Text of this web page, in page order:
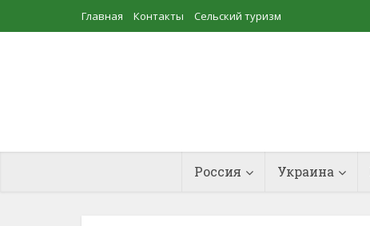
Главная Контакты Сельский туризм
Россия Украина